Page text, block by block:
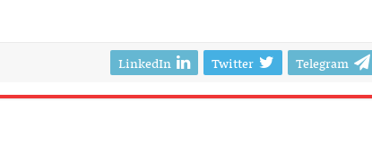
Telegram
Twitter
LinkedIn